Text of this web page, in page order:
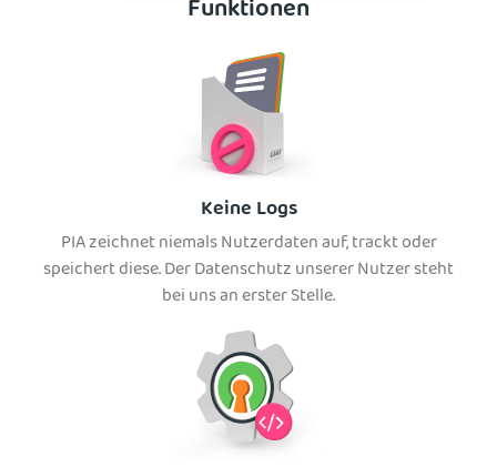
Funktionen
Keine Logs
PIA zeichnet niemals Nutzerdaten auf, trackt oder
speichert diese. Der Datenschutz unserer Nutzer steht
bei uns an erster Stelle.